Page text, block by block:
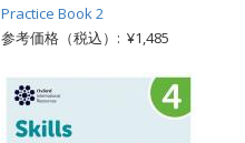
Practice Book 2
参考価格（税込）: ¥1,485